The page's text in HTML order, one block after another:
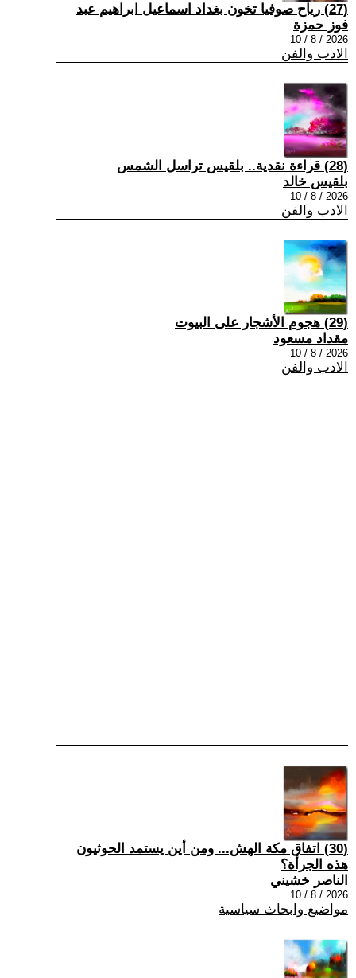
(27) رياح صوفيا تخون بغداد اسماعيل ابراهيم عبد
فوز حمزة
2026 / 8 / 10
الادب والفن
(28) قراءة نقدية.. بلقيس تراسل الشمس
بلقيس خالد
2026 / 8 / 10
الادب والفن
(29) هجوم الأشجار على البيوت
مقداد مسعود
2026 / 8 / 10
الادب والفن
(30) اتفاق مكة الهش... ومن أين يستمد الحوثيون
هذه الجرأة؟
الناصر خشيني
2026 / 8 / 10
مواضيع وابحاث سياسية